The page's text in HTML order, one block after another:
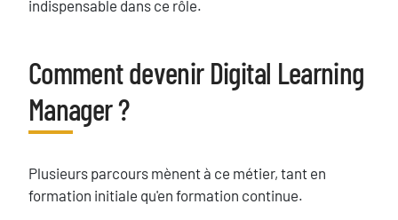
indispensable dans ce rôle.
Titre
Comment devenir Digital Learning
Manager ?
Texte
Plusieurs parcours mènent à ce métier, tant en
formation initiale qu'en formation continue.